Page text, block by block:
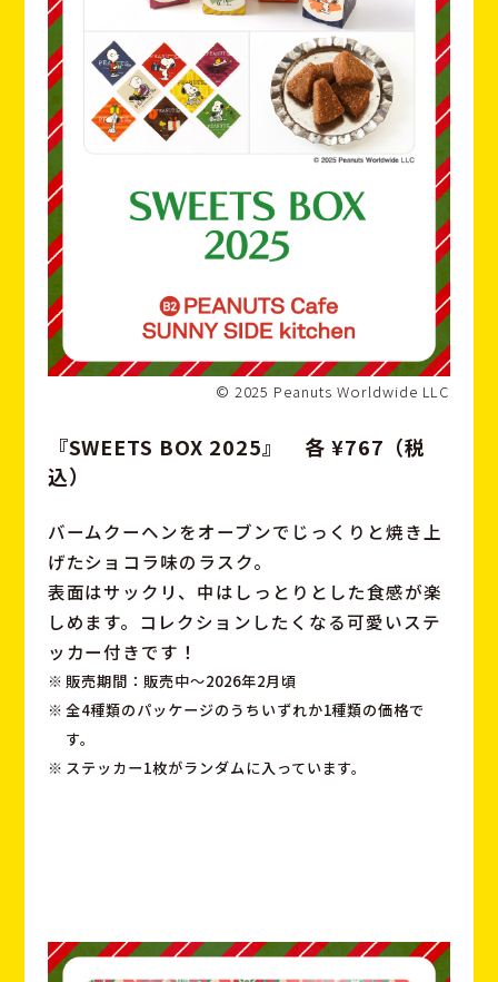
© 2025 Peanuts Worldwide LLC
『SWEETS BOX 2025』 各 ¥767（税
込）
バームクーヘンをオーブンでじっくりと焼き上
げたショコラ味のラスク。
表面はサックリ、中はしっとりとした食感が楽
しめます。コレクションしたくなる可愛いステ
ッカー付きです！
販売期間：販売中〜2026年2月頃
全4種類のパッケージのうちいずれか1種類の価格で
す。
ステッカー1枚がランダムに入っています。